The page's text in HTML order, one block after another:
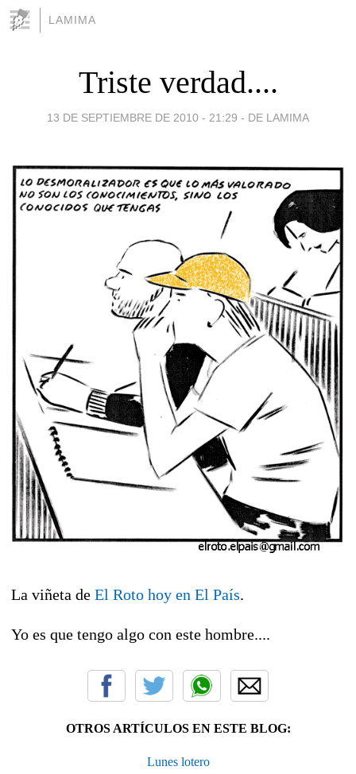
LAMIMA
Triste verdad....
13 DE SEPTIEMBRE DE 2010 - 21:29 - DE LAMIMA
La viñeta de El Roto hoy en El País.
Yo es que tengo algo con este hombre....
OTROS ARTÍCULOS EN ESTE BLOG:
Lunes lotero